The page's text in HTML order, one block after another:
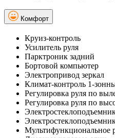
Комфорт
Круиз-контроль
Усилитель руля
Парктроник задний
Бортовой компьютер
Электропривод зеркал
Климат-контроль 1-
Регулировка руля по
Регулировка руля по
Мультифункциональное